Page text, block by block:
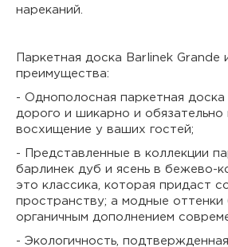
нареканий.
Паркетная доска Barlinek
преимущества:
- Однополосная паркетная доска
дорого и шикарно и обязательно
восхищение у ваших гостей;
- Представленные в коллекции
барлинек дуб и ясень в бежево-
это классика, которая придаст
пространству; а модные оттенки
органичным дополнением
- Экологичность, подтвержденная